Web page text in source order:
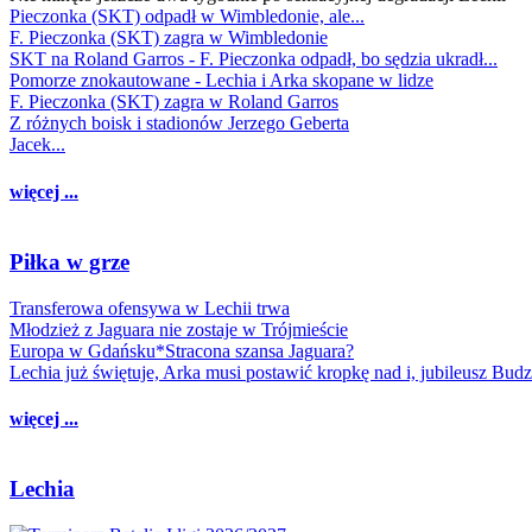
Pieczonka (SKT) odpadł w Wimbledonie, ale...
F. Pieczonka (SKT) zagra w Wimbledonie
SKT na Roland Garros - F. Pieczonka odpadł, bo sędzia ukradł...
Pomorze znokautowane - Lechia i Arka skopane w lidze
F. Pieczonka (SKT) zagra w Roland Garros
Z różnych boisk i stadionów Jerzego Geberta
Jacek...
więcej ...
Piłka w grze
Transferowa ofensywa w Lechii trwa
Młodzież z Jaguara nie zostaje w Trójmieście
Europa w Gdańsku*Stracona szansa Jaguara?
Lechia już świętuje, Arka musi postawić kropkę nad i, jubileusz
więcej ...
Lechia